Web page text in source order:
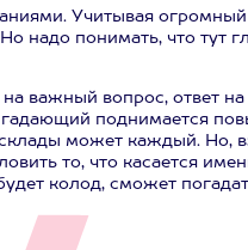
Учитывая
надо понимать, что тут
важный вопрос, ответ
поднимается
может каждый. Но,
то, что касается
колод, сможет